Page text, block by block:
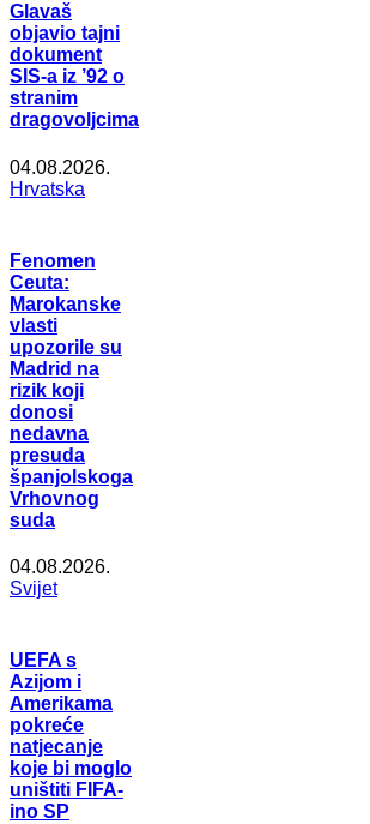
Glavaš
objavio tajni
dokument
SIS-a iz ’92 o
stranim
dragovoljcima
04.08.2026.
Hrvatska
Fenomen
Ceuta:
Marokanske
vlasti
upozorile su
Madrid na
rizik koji
donosi
nedavna
presuda
španjolskoga
Vrhovnog
suda
04.08.2026.
Svijet
UEFA s
Azijom i
Amerikama
pokreće
natjecanje
koje bi moglo
uništiti FIFA-
ino SP